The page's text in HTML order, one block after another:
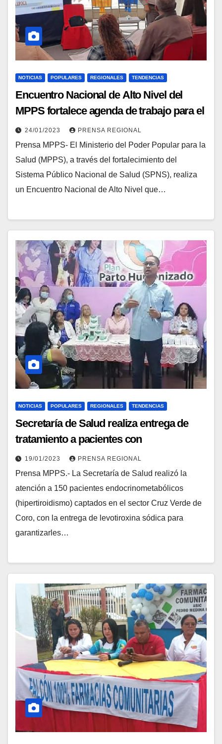
NOTICIAS POPULARES REGIONALES TENDENCIAS
Encuentro Nacional de Alto Nivel del
MPPS fortalece agenda de trabajo para el
año 2023
24/01/2023 PRENSA REGIONAL
Prensa MPPS- El Ministerio del Poder Popular para la
Salud (MPPS), a través del fortalecimiento del
Sistema Público Nacional de Salud (SPNS), realiza
un Encuentro Nacional de Alto Nivel que…
NOTICIAS POPULARES REGIONALES TENDENCIAS
Secretaría de Salud realiza entrega de
tratamiento a pacientes con
hipertiroidismo en Falcón
19/01/2023 PRENSA REGIONAL
Prensa MPPS.- La Secretaría de Salud realizó la
atención a 150 pacientes endocrinometabólicos
(hipertiroidismo) captados en el sector Cruz Verde de
Coro, con la entrega de levotiroxina sódica para
garantizarles…